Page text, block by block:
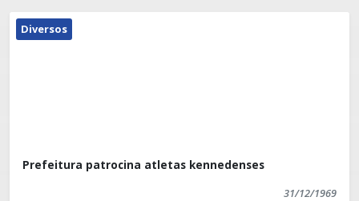
Diversos
Prefeitura patrocina atletas kennedenses
31/12/1969